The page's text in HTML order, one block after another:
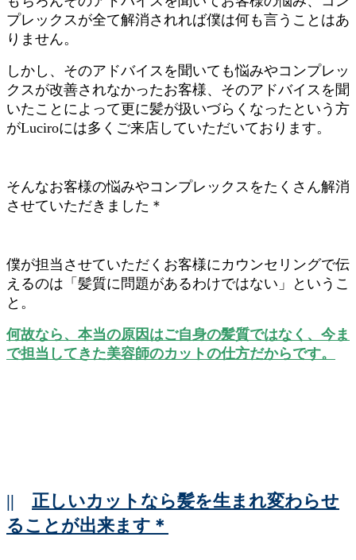
プレックスが全て解消されれば僕は何も言うことはあ
りません。
しかし、そのアドバイスを聞いても悩みやコンプレッ
クスが改善されなかったお客様、そのアドバイスを聞
いたことによって更に髪が扱いづらくなったという方
がLuciroには多くご来店していただいております。
そんなお客様の悩みやコンプレックスをたくさん解消
させていただきました＊
僕が担当させていただくお客様にカウンセリングで伝
えるのは「髪質に問題があるわけではない」というこ
と。
何故なら、本当の原因はご自身の髪質ではなく、今ま
で担当してきた美容師のカットの仕方だからです。
|| 正しいカットなら髪を生まれ変わらせ
ることが出来ます＊